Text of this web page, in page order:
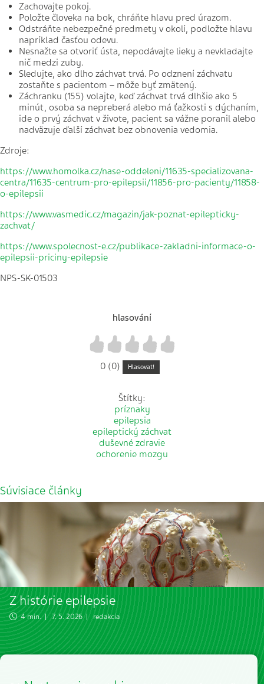
Zachovajte pokoj.
Položte človeka na bok, chráňte hlavu pred úrazom.
Odstráňte nebezpečné predmety v okolí, podložte hlavu
napríklad časťou odevu.
Nesnažte sa otvoriť ústa, nepodávajte lieky a nevkladajte
nič medzi zuby.
Sledujte, ako dlho záchvat trvá. Po odznení záchvatu
zostaňte s pacientom – môže byť zmätený.
Záchranku (155) volajte, keď záchvat trvá dlhšie ako 5
minút, osoba sa nepreberá alebo má ťažkosti s dýchaním,
ide o prvý záchvat v živote, pacient sa vážne poranil alebo
nadväzuje ďalší záchvat bez obnovenia vedomia.
Zdroje:
https://www.homolka.cz/nase-oddeleni/11635-specializovana-
centra/11635-centrum-pro-epilepsii/11856-pro-pacienty/11858-
o-epilepsii
https://www.vasmedic.cz/magazin/jak-poznat-epilepticky-
zachvat/
https://www.spolecnost-e.cz/publikace-zakladni-informace-o-
epilepsii-priciny-epilepsie
NPS-SK-01503
hlasování
4
3
2
1
0 (0) Hlasovat!
Štítky:
príznaky
epilepsia
epileptický záchvat
duševné zdravie
ochorenie mozgu
Súvisiace články
Z histórie epilepsie
4 min. | 7. 5. 2026 | redakcia